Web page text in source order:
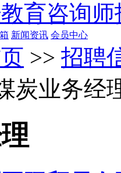
教育咨询师
新闻资讯 会员中心
>> 招聘
炭业务经